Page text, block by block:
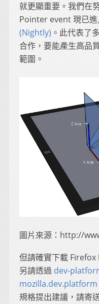
就更顯重要。我們在
Pointer event 現已進
(Nightly) 。此代表了
合作，要能產生高品
範圍。
圖片來源：http://
但請確實下載 Firefox
另請透過 dev-
mozilla.dev.platform
規格提出建議，請寄